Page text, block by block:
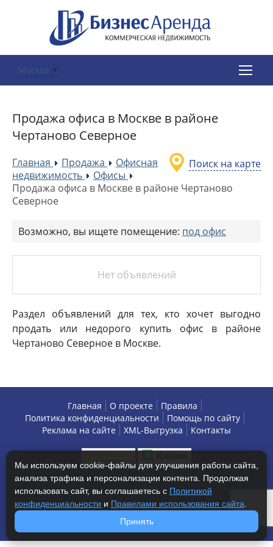
Москва
Продажа офиса в Москве в районе
Чертаново Северное
Поиск на карте
Главная »Продажа »Офисная
недвижимость
»Офисы
Продажа офиса в Москве в районе Чертаново
Северное
Возможно, вы ищете помещение: под офис
Нет объявлений
Раздел объявлений для тех, кто хочет выгодно
продать или недорого купить офис в районе
Чертаново Северное в Москве.
Главная О проекте
Правила
Политика конфиденциальности
Помощь по сайту
Реклама на сайте
XML-Выгрузка Контакты
Copyright © 2013-2026 БизнесАренда - коммерческая
недвижимость, г. Москва. Все права защищены.
Мы используем cookie-файлы для улучшения работы сайта,
анализа трафика и персонализации контента. Продолжая
использовать сайт, вы соглашаетесь с Политикой
конфиденциальности и Правилами использования сайта
Принять